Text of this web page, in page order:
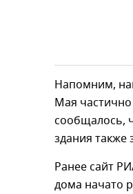
Напомним,
Мая
сообщалось,
здания
Ранее сайт
дома начато